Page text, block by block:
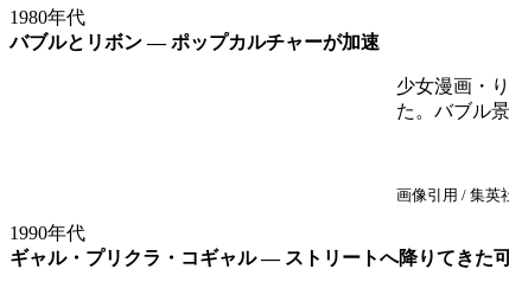
1980年代
バブルとリボン ― ポップカルチャーが加速
少女漫画・
た。バブル
画像引用 / 集英
1990年代
ギャル・プリクラ・コギャル ― ストリートへ降りてきた